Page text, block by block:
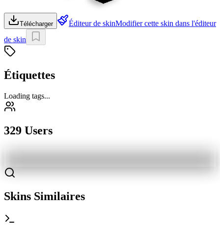
Télécharger Éditeur de skinModifier cette skin dans l'éditeur
de skin
Étiquettes
Loading tags...
329 Users
Skins Similaires